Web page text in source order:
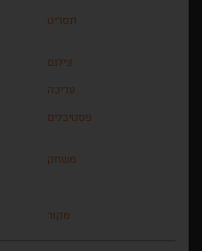
תסריט
צילום
עריכה
פסטיבלים
משחק
מקור